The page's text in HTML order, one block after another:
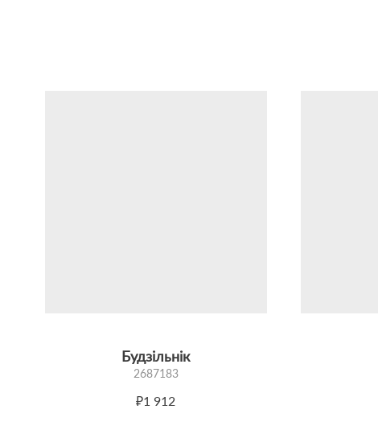
Будзільнік
2687183
₽1 912